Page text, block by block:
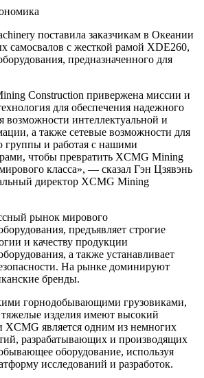
поставила заказчикам в Океании
самосвалов с жесткой рамой XDE260,
предназначенного для
Construction привержена миссии и
для обеспечения надежного
возможности интеллектуальной и
а также сетевые возможности для
группы и работая с нашими
чтобы превратить XCMG Mining
класса», — сказал Гэн Цзявэнь
директор XCMG Mining
рынок мирового
предъявляет строгие
и качеству продукции
а также устанавливает
На рынке доминируют
бренды.
горнодобывающими грузовиками,
изделия имеют высокий
XCMG является одним из немногих
разрабатывающих и производящих
оборудование, используя
исследований и разработок.